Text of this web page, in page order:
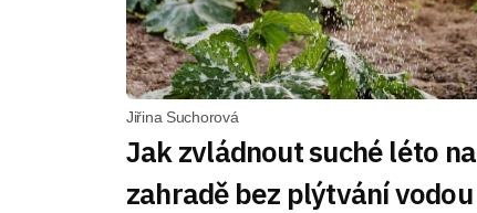
Jiřina Suchorová
Jak zvládnout suché léto na
zahradě bez plýtvání vodou